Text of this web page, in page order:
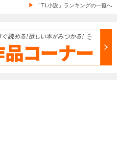
「TL小説」ランキングの一覧へ